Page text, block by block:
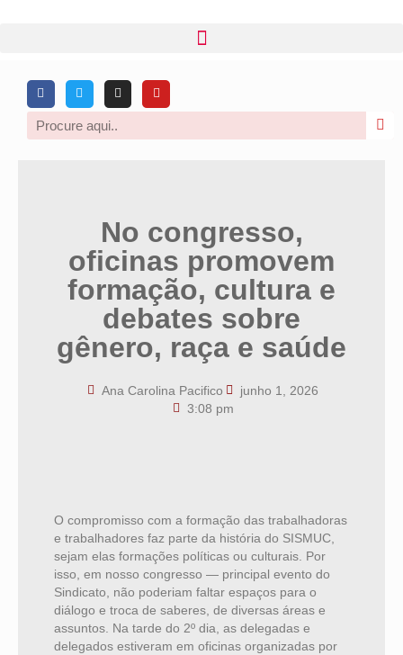
No congresso,
oficinas promovem
formação, cultura e
debates sobre
gênero, raça e saúde
Ana Carolina Pacifico
junho 1, 2026
3:08 pm
O compromisso com a formação das trabalhadoras
e trabalhadores faz parte da história do SISMUC,
sejam elas formações políticas ou culturais. Por
isso, em nosso congresso — principal evento do
Sindicato, não poderiam faltar espaços para o
diálogo e troca de saberes, de diversas áreas e
assuntos. Na tarde do 2º dia, as delegadas e
delegados estiveram em oficinas organizadas por